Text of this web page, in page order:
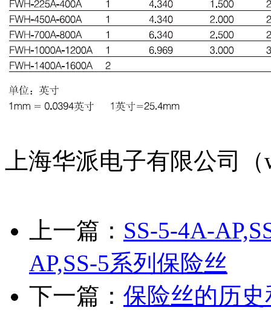
上海华派电子有限公司（
上一篇： SS-5-4A-
AP,SS-5系列保险丝
下一篇： 保险丝的历